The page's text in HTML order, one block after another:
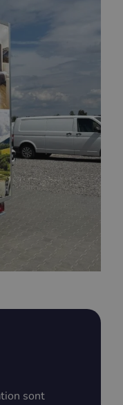
sont